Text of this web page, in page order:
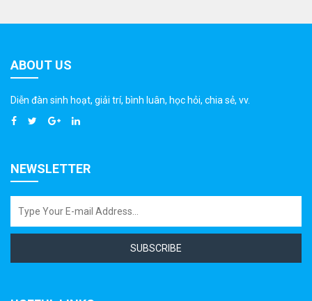
ABOUT US
Diễn đàn sinh hoạt, giải trí, bình luân, học hỏi, chia sẻ, vv.
NEWSLETTER
SUBSCRIBE